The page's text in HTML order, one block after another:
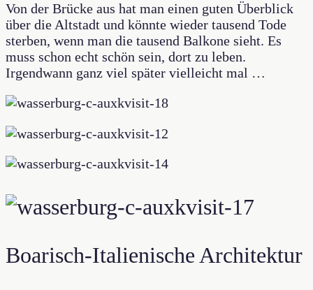
Von der Brücke aus hat man einen guten Überblick
über die Altstadt und könnte wieder tausend Tode
sterben, wenn man die tausend Balkone sieht. Es
muss schon echt schön sein, dort zu leben.
Irgendwann ganz viel später vielleicht mal …
Boarisch-Italienische Architektur